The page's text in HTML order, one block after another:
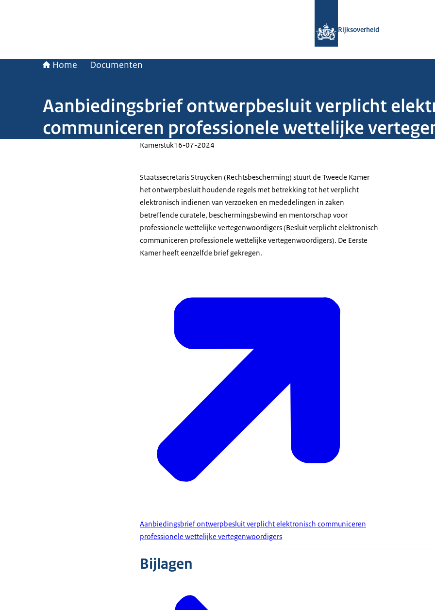
Rijksoverheid
Home Documenten
Aanbiedingsbrief ontwerpbesluit verplicht
communiceren professionele wettelijke
Kamerstuk16-07-2024
Staatssecretaris Struycken (Rechtsbescherming) stuurt de Tweede Kamer
het ontwerpbesluit houdende regels met betrekking tot het verplicht
elektronisch indienen van verzoeken en mededelingen in zaken
betreffende curatele, beschermingsbewind en mentorschap voor
professionele wettelijke vertegenwoordigers (Besluit verplicht elektronisch
communiceren professionele wettelijke vertegenwoordigers). De Eerste
Kamer heeft eenzelfde brief gekregen.
Aanbiedingsbrief ontwerpbesluit verplicht elektronisch communiceren
professionele wettelijke vertegenwoordigers
Bijlagen